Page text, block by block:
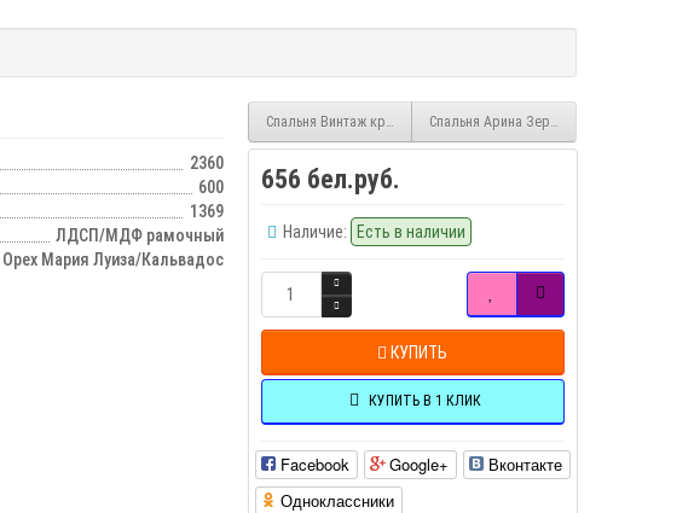
2360
600
1369
ЛДСП/МДФ рамочный
Орех Мария Луиза/Кальвадос
Спальня Винтаж кровать 1,6Спальня Арина Зеркало к комоду
656 бел.руб.
Наличие: Есть в наличии
КУПИТЬ
КУПИТЬ В 1 КЛИК
Facebook Google+
Вконтакте
Одноклассники